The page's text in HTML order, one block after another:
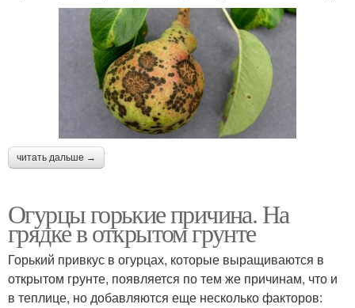
читать дальше →
Огурцы горькие причина. На
грядке в открытом грунте
Горький привкус в огурцах, которые выращиваются в
открытом грунте, появляется по тем же причинам, что и
в теплице, но добавляются еще несколько факторов: